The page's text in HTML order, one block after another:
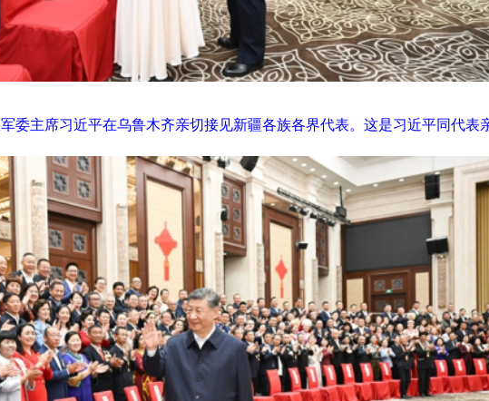
委主席习近平在乌鲁木齐亲切接见新疆各族各界代表。这是习近平同代表